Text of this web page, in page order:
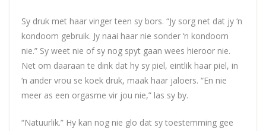
Sy druk met haar vinger teen sy bors. “Jy sorg net dat jy ‘n
kondoom gebruik. Jy naai haar nie sonder ‘n kondoom
nie.” Sy weet nie of sy nog spyt gaan wees hieroor nie.
Net om daaraan te dink dat hy sy piel, eintlik haar piel, in
‘n ander vrou se koek druk, maak haar jaloers. “En nie
meer as een orgasme vir jou nie,” las sy by.
“Natuurlik.” Hy kan nog nie glo dat sy toestemming gee